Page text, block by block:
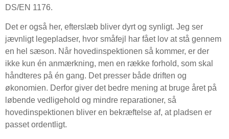
DS/EN 1176.
Det er også her, efterslæb bliver dyrt og synligt. Jeg ser
jævnligt legepladser, hvor småfejl har fået lov at stå gennem
en hel sæson. Når hovedinspektionen så kommer, er der
ikke kun én anmærkning, men en række forhold, som skal
håndteres på én gang. Det presser både driften og
økonomien. Derfor giver det bedre mening at bruge året på
løbende vedligehold og mindre reparationer, så
hovedinspektionen bliver en bekræftelse af, at pladsen er
passet ordentligt.